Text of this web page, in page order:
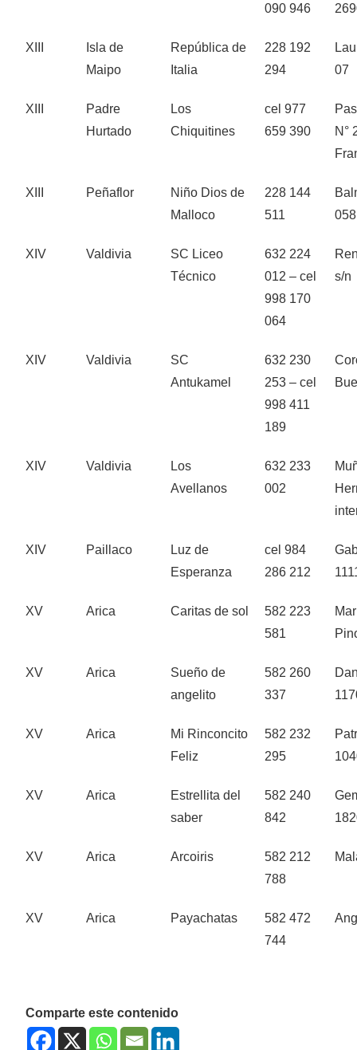
090 946
XIII
Isla de
Maipo
República de
Italia
228 192
294
07
XIII
Padre
Hurtado
Los
Chiquitines
cel 977
659 390
N°
XIII Peñaflor
Niño Dios de
Malloco
228 144
511
058
XIV Valdivia
SC Liceo
Técnico
632 224
012 – cel
998 170
064
s/n
XIV Valdivia
SC
Antukamel
632 230
253 – cel
998 411
189
XIV Valdivia
Los
Avellanos
632 233
002
XIV Paillaco
Luz de
Esperanza
cel 984
286 212
XV Arica Caritas de sol
582 223
581
XV Arica
Sueño de
angelito
582 260
337
XV Arica
Mi Rinconcito
Feliz
582 232
295
XV Arica
Estrellita del
saber
582 240
842
XV Arica Arcoiris
582 212
788
XV Arica Payachatas
582 472
744
Comparte este contenido